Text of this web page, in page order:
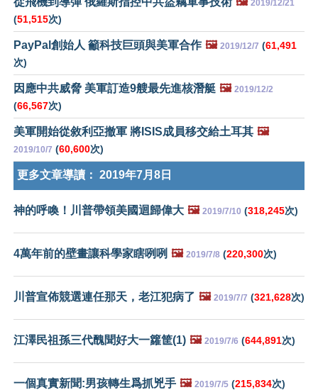
2019/12/21
(51,515次)
PayPal創始人 籲科技巨頭與美軍合作 🖼️ 2019/12/7 (61,491
次)
因應中共威脅 美軍訂造9艘最先進核潛艇 🖼️ 2019/12/2
(66,567次)
美軍開始從敘利亞撤軍 將ISIS成員移交給土耳其 🖼️
2019/10/7 (60,600次)
更多文章導讀： 2019年7月8日
神的呼喚！川普帶領美國迴歸偉大 🖼️ 2019/7/10 (318,245次)
4萬年前的壁畫讓科學家瞎咧咧 🖼️ 2019/7/8 (220,300次)
川普宣佈競選連任那天，老江犯病了 🖼️ 2019/7/7 (321,628次)
江澤民祖孫三代醜聞好大一籮筐(1) 🖼️ 2019/7/6 (644,891次)
一個真實新聞:男孩轉生爲抓兇手 🖼️ 2019/7/5 (215,834次)